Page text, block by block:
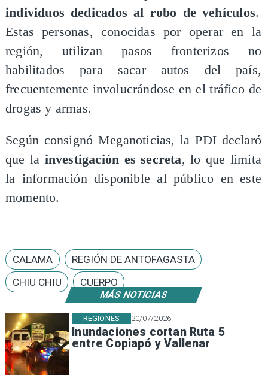
MÁS NOTICIAS
20/07/2026
Inundaciones cortan Ruta 5
entre Copiapó y Vallenar
REGIONES
individuos dedicados al robo de vehículos.
Estas personas, conocidas por operar en la
región, utilizan pasos fronterizos no
habilitados para sacar autos del país,
frecuentemente involucrándose en el tráfico de
drogas y armas.
Según consignó Meganoticias, la PDI declaró
que la investigación es secreta, lo que limita
la información disponible al público en este
momento.
CALAMA
REGIÓN DE ANTOFAGASTA
CHIU CHIU
CUERPO